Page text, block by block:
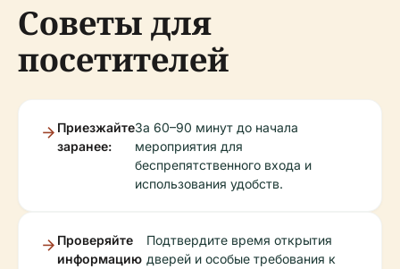
Советы для
посетителей
Приезжайте
заранее:
За 60–90 минут до начала
мероприятия для
беспрепятственного входа и
использования удобств.
Проверяйте
информацию
Подтвердите время открытия
дверей и особые требования к